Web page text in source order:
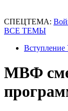
СПЕЦТЕМА:
ВСЕ ТЕМЫ
МВФ